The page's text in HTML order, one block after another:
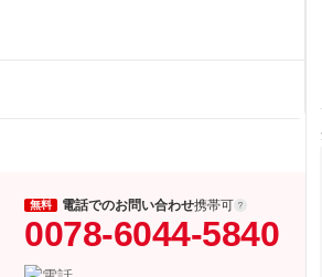
無料 電話でのお問い合わせ携帯可
0078-6044-5840